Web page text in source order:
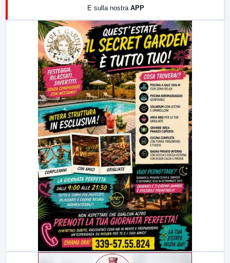
LabNews (replica)
E sulla nostra APP